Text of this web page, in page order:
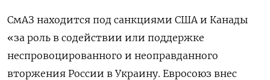
СмАЗ находится под санкциями США и Канады
«за роль в содействии или поддержке
неспровоцированного и неоправданного
вторжения России в Украину. Евросоюз внес